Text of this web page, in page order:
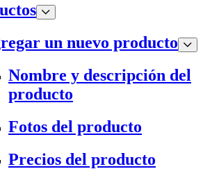
un nuevo producto
Nombre y descripción del
producto
Fotos del producto
Precios del producto